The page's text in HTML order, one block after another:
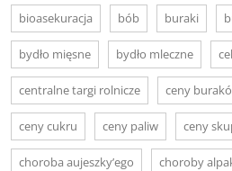
bioasekuracja bób buraki
bydło mięsne bydło mleczne
centralne targi rolnicze ceny
ceny cukru ceny paliw ceny
choroba aujeszky’ego choroby